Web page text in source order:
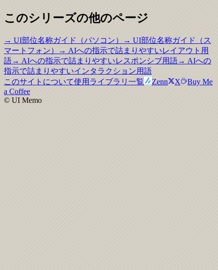
このシリーズの他のページ
→ UI部位名称ガイド（パソコン）
→ UI部位名称ガイド（ス
マートフォン）
→ AIへの指示で詰まりやすいレイアウト用
語→ AIへの指示で詰まりやすいレスポンシブ用語→ AIへの
指示で詰まりやすいインタラクション用語
このサイトについて使用ライブラリ一覧 Zenn X
Buy Me
a Coffee
© UI Memo